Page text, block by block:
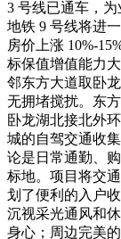
3 号线已通车，
地铁 9 号线将进
房价上涨 10%-
标保值增值能力
邻东方大道取卧
无拥堵搅扰。东
卧龙湖北接北外
城的自驾交通收
论是日常通勤、
标地。项目将交
划了便利的入户
沉视采光通风和
身心；周边完美